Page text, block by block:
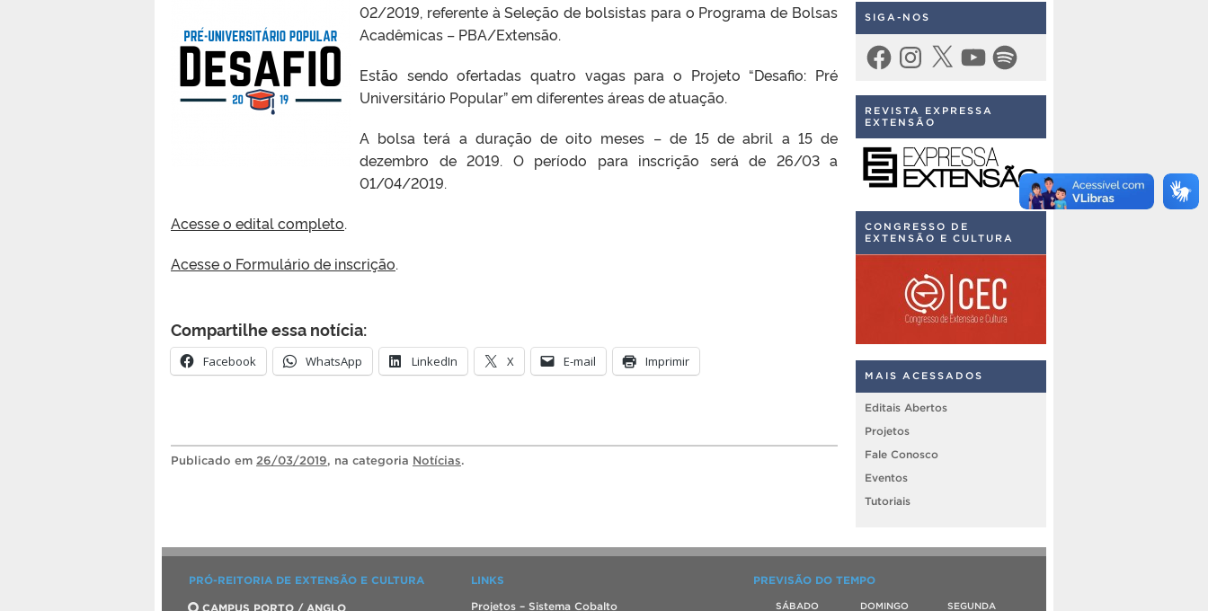
02/2019, referente à Seleção de bolsistas para o Programa de Bolsas
Acadêmicas – PBA/Extensão.
Estão sendo ofertadas quatro vagas para o Projeto “Desafio: Pré
Universitário Popular” em diferentes áreas de atuação.
A bolsa terá a duração de oito meses – de 15 de abril a 15 de
dezembro de 2019. O período para inscrição será de 26/03 a
01/04/2019.
Acesse o edital completo.
Acesse o Formulário de inscrição.
Compartilhe essa notícia:
Facebook WhatsApp LinkedIn X E-mail Imprimir
Publicado em 26/03/2019, na categoria Notícias.
SIGA-NOS
FacebookInstagram
X YouTubeSpotify
REVISTA EXPRESSA
EXTENSÃO
CONGRESSO DE
EXTENSÃO E CULTURA
MAIS ACESSADOS
Editais Abertos
Projetos
Fale Conosco
Eventos
Tutoriais
PRÓ-REITORIA DE EXTENSÃO E CULTURA
CAMPUS PORTO / ANGLO
LINKS
Projetos – Sistema Cobalto
PREVISÃO DO TEMPO
SÁBADO DOMINGO SEGUNDA